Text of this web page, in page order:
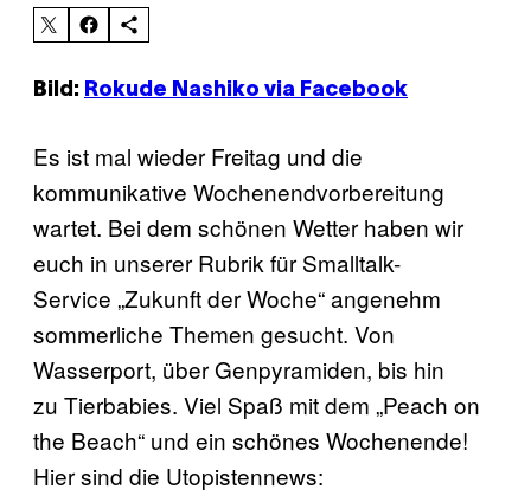
Bild: Rokude Nashiko via Facebook
Es ist mal wieder Freitag und die
kommunikative Wochenendvorbereitung
wartet. Bei dem schönen Wetter haben wir
euch in unserer Rubrik für Smalltalk-
Service „Zukunft der Woche“ angenehm
sommerliche Themen gesucht. Von
Wasserport, über Genpyramiden, bis hin
zu Tierbabies. Viel Spaß mit dem „Peach on
the Beach“ und ein schönes Wochenende!
Hier sind die Utopistennews: